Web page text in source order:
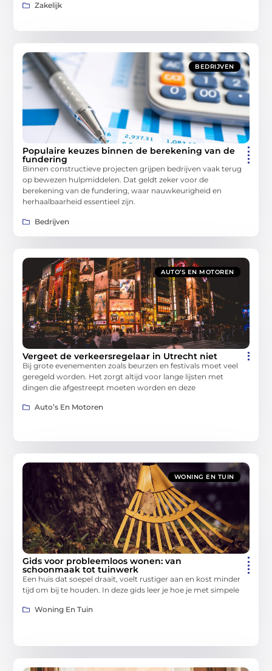
Zakelijk
BEDRIJVEN
Populaire keuzes binnen de berekening van de
fundering
Binnen constructieve projecten grijpen bedrijven vaak terug
op bewezen hulpmiddelen. Dat geldt zeker voor de
berekening van de fundering, waar nauwkeurigheid en
herhaalbaarheid essentieel zijn.
Bedrijven
AUTO’S EN MOTOREN
Vergeet de verkeersregelaar in Utrecht niet
Bij grote evenementen zoals beurzen en festivals moet veel
geregeld worden. Het zorgt altijd voor lange lijsten met
dingen die afgestreept moeten worden en deze
Auto’s En Motoren
WONING EN TUIN
Gids voor probleemloos wonen: van
schoonmaak tot tuinwerk
Een huis dat soepel draait, voelt rustiger aan en kost minder
tijd om bij te houden. In deze gids leer je hoe je met simpele
Woning En Tuin